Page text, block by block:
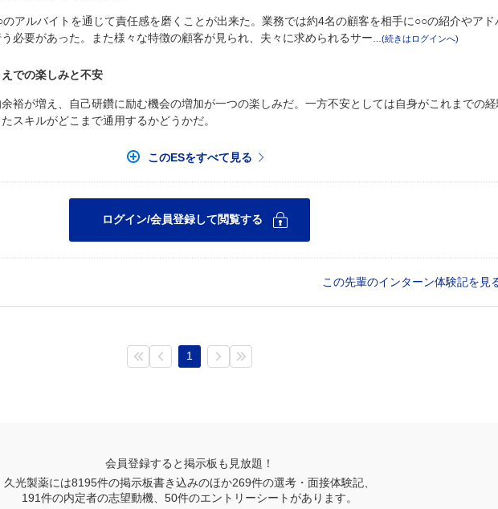
アルバイトを通じて責任感を磨くことが出来た。業務では約4名の顧客を相手に○○の紹介やアド
必要があった。また様々な特徴の顧客が見られ、夫々に求められるサー
での楽しみと不安
裕が増え、自己研鑽に励む機会の増加が一つの楽しみだ。一方不安としては自身がこれまでの
スキルがどこまで通用するかどうかだ。
この先輩のインターン体験記を見
1
会員登録すると掲示板も見放題！
久光製薬には8195件の掲示板書き込みのほか269件の選考・面接体験記、
191件の内定者の志望動機、 50件のエントリーシートがあります。